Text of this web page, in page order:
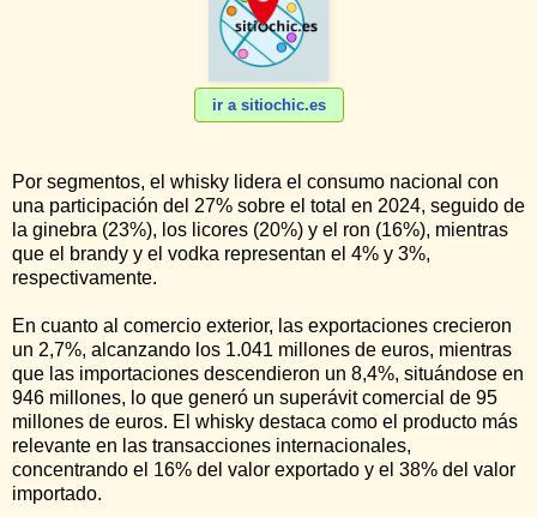
ir a sitiochic.es
Por segmentos, el whisky lidera el consumo nacional con
una participación del 27% sobre el total en 2024, seguido de
la ginebra (23%), los licores (20%) y el ron (16%), mientras
que el brandy y el vodka representan el 4% y 3%,
respectivamente.
En cuanto al comercio exterior, las exportaciones crecieron
un 2,7%, alcanzando los 1.041 millones de euros, mientras
que las importaciones descendieron un 8,4%, situándose en
946 millones, lo que generó un superávit comercial de 95
millones de euros. El whisky destaca como el producto más
relevante en las transacciones internacionales,
concentrando el 16% del valor exportado y el 38% del valor
importado.